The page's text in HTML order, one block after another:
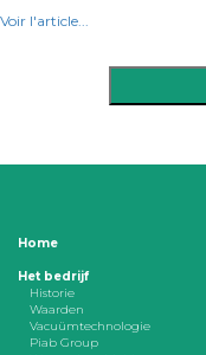
Voir l'article...
Home
Het bedrijf
Historie
Waarden
Vacuümtechnologie
Piab Group